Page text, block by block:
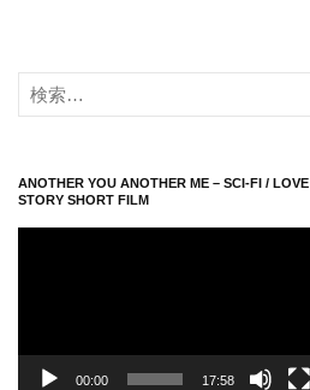
検
索:
ANOTHER YOU ANOTHER ME – SCI-FI / LOVE
STORY SHORT FILM
ー
00:00 17:58